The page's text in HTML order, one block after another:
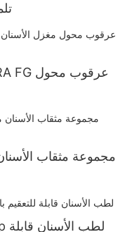
مجموعة مثقاب